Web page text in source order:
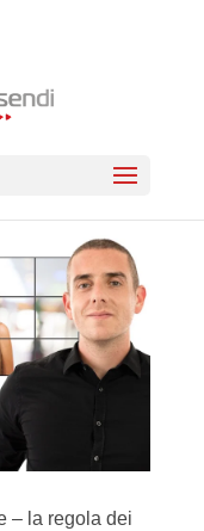
– la regola dei